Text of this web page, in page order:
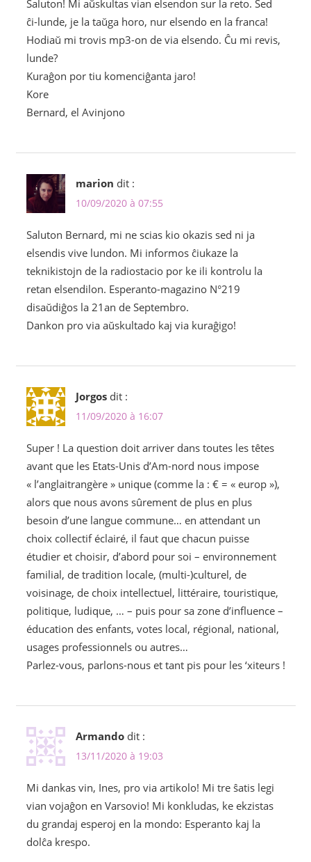
Saluton! Mi aŭskultas vian elsendon sur la reto. Sed
ĉi-lunde, je la taŭga horo, nur elsendo en la franca!
Hodiaŭ mi trovis mp3-on de via elsendo. Ĉu mi revis,
lunde?
Kuraĝon por tiu komenciĝanta jaro!
Kore
Bernard, el Avinjono
marion dit :
10/09/2020 à 07:55
Saluton Bernard, mi ne scias kio okazis sed ni ja
elsendis vive lundon. Mi informos ĉiukaze la
teknikistojn de la radiostacio por ke ili kontrolu la
retan elsendilon. Esperanto-magazino N°219
disaŭdiĝos la 21an de Septembro.
Dankon pro via aŭskultado kaj via kuraĝigo!
Jorgos dit :
11/09/2020 à 16:07
Super ! La question doit arriver dans toutes les têtes
avant que les Etats-Unis d’Am-nord nous impose
« l’anglaitrangère » unique (comme la : € = « europ »),
alors que nous avons sûrement de plus en plus
besoin d’une langue commune… en attendant un
choix collectif éclairé, il faut que chacun puisse
étudier et choisir, d’abord pour soi – environnement
familial, de tradition locale, (multi-)culturel, de
voisinage, de choix intellectuel, littéraire, touristique,
politique, ludique, … – puis pour sa zone d’influence –
éducation des enfants, votes local, régional, national,
usages professionnels ou autres…
Parlez-vous, parlons-nous et tant pis pour les ‘xiteurs !
Armando dit :
13/11/2020 à 19:03
Mi dankas vin, Ines, pro via artikolo! Mi tre ŝatis legi
vian vojaĝon en Varsovio! Mi konkludas, ke ekzistas
du grandaj esperoj en la mondo: Esperanto kaj la
dolĉa krespo.